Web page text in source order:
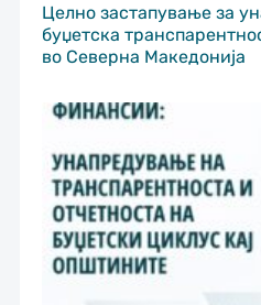
Целно застапување за
буџетска
во Северна Македонија